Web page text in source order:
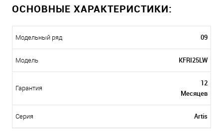
ОСНОВНЫЕ ХАРАКТЕРИСТИКИ:
Модельный ряд 09
Модель KFRI25LW
Гарантия
12
Месяцев
Серия Artis